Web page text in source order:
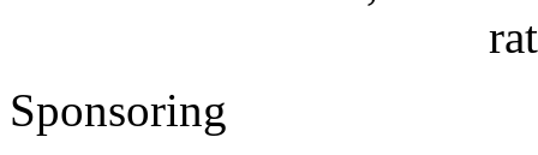
Sponsoring